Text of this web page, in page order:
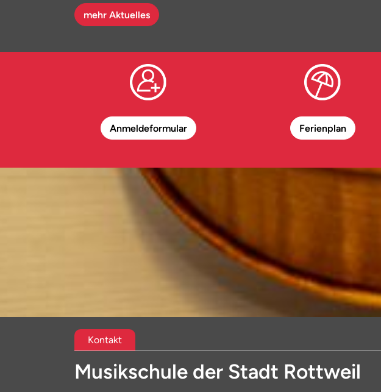
mehr Aktuelles
Anmeldeformular Ferienplan
Kontakt
Musikschule der Stadt Rottweil